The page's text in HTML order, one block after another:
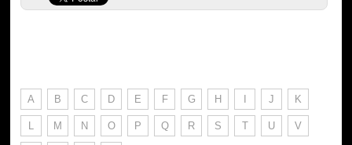
A B C D E F G H I J K
L M N O P Q R S T U V